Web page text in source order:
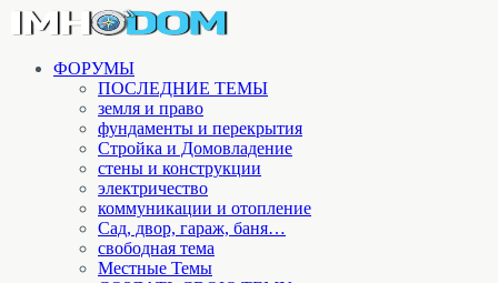
ФОРУМЫ
ПОСЛЕДНИЕ ТЕМЫ
земля и право
фундаменты и перекрытия
Стройка и Домовладение
стены и конструкции
электричество
коммуникации и отопление
Cад, двор, гараж, баня…
свободная тема
Местные Темы